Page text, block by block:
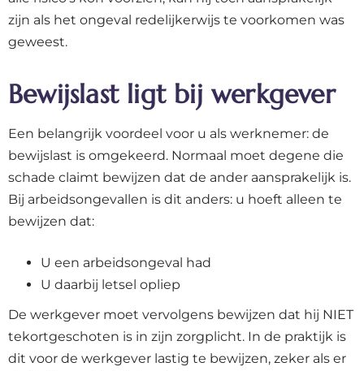
zijn als het ongeval redelijkerwijs te voorkomen was
geweest.
Bewijslast ligt bij werkgever
Een belangrijk voordeel voor u als werknemer: de
bewijslast is omgekeerd. Normaal moet degene die
schade claimt bewijzen dat de ander aansprakelijk is.
Bij arbeidsongevallen is dit anders: u hoeft alleen te
bewijzen dat:
U een arbeidsongeval had
U daarbij letsel opliep
De werkgever moet vervolgens bewijzen dat hij NIET
tekortgeschoten is in zijn zorgplicht. In de praktijk is
dit voor de werkgever lastig te bewijzen, zeker als er